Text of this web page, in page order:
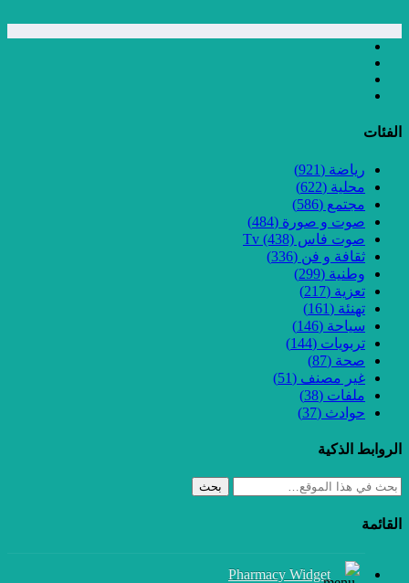
الفئات
رياضة (921)
محلية (622)
مجتمع (586)
صوت و صورة (484)
صوت فاس Tv (438)
ثقافة و فن (336)
وطنية (299)
تعزية (217)
تهنئة (161)
سياحة (146)
تربويات (144)
صحة (87)
غير مصنف (51)
ملفات (38)
حوادث (37)
الروابط الذكية
بحث
القائمة
Pharmacy Widget